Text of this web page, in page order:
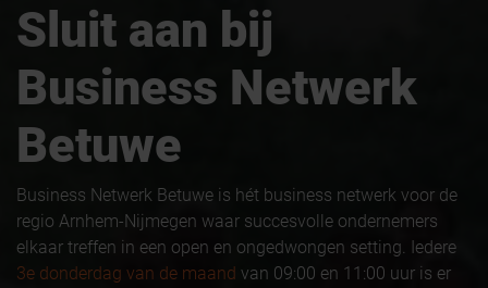
Sluit aan bij
Business Netwerk
Betuwe
Business Netwerk Betuwe is hét business netwerk voor de
regio Arnhem-Nijmegen waar succesvolle ondernemers
elkaar treffen in een open en ongedwongen setting. Iedere
3e donderdag van de maand van 09:00 en 11:00 uur is er